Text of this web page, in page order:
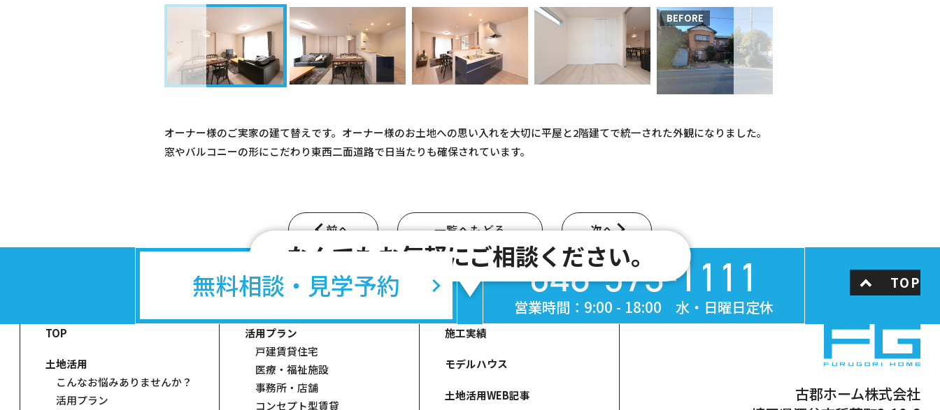
オーナー様のご実家の建て替えです。オーナー様のお土地への思い入れを大切に平屋と2階建てで統一された外観になりました。
窓やバルコニーの形にこだわり東西二面道路で日当たりも確保されています。
前へ 一覧へもどる 次へ
なんでもお気軽にご相談ください。
無料相談・見学予約
048-573-1111
営業時間：9:00 - 18:00 水・日曜日定休
TOP
TOP
土地活用
こんなお悩みありませんか？
活用プラン
活用プラン
戸建賃貸住宅
医療・福祉施設
事務所・店舗
コンセプト型賃貸
施工実績
モデルハウス
土地活用WEB記事
古郡ホーム株式会社